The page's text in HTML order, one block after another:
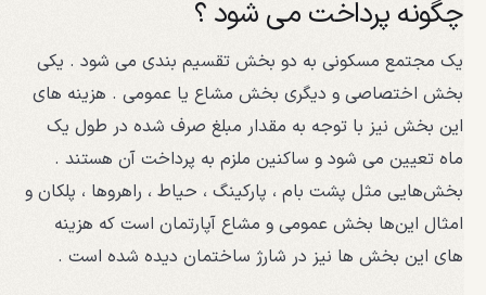
چگونه پرداخت می شود ؟
یک مجتمع مسکونی به دو بخش تقسیم بندی می شود . یکی
بخش اختصاصی و دیگری بخش مشاع یا عمومی . هزینه های
این بخش نیز با توجه به مقدار مبلغ صرف شده در طول یک
ماه تعیین می شود و ساکنین ملزم به پرداخت آن هستند .
بخش‌هایی مثل پشت بام ، پارکینگ ، حیاط ، راهروها ، پلکان و
امثال این‌ها بخش عمومی و مشاع آپارتمان است که هزینه
‌های این بخش‌ ها نیز در شارژ ساختمان دیده شده است .